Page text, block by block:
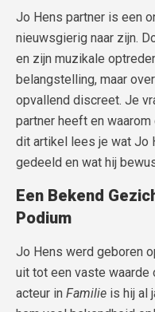
Jo Hens partner is een
nieuwsgierig naar zijn.
en zijn muzikale
belangstelling, maar
opvallend discreet. Je
partner heeft en
dit artikel lees je wat Jo
gedeeld en wat hij
Een Bekend
Podium
Jo Hens werd geboren
uit tot een vaste
acteur in Familie is hij al